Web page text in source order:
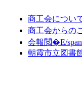
商工会につい
商工会からの
会報閲�E/
朝霞市立図書